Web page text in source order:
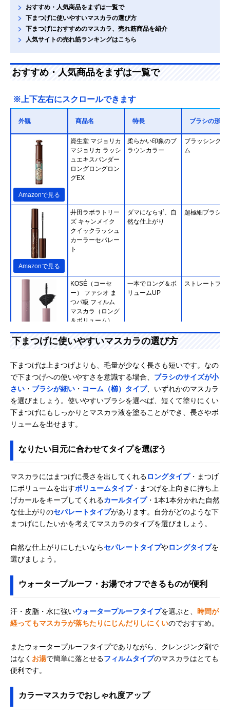
おすすめ・人気商品をまずは一覧で
下まつげに使いやすいマスカラの選び方
下まつげにおすすめのマスカラ、売れ筋商品を紹介
人気サイトの売れ筋ランキングはこちら
おすすめ・人気商品をまずは一覧で
※上下左右にスクロールできます
外観 商品名 特長 ブラシの形状
Amazonで見る
資生堂 マジョリカ
マジョリカ ラッシ
ュエキスパンダー
ロングロングロン
グEX
柔らかい印象のブ
ラウンカラー
ブラッシングコ
ム
Amazonで見る
井田ラボラトリー
ズ キャンメイク
クイックラッシュ
カーラーセパレー
ト
ダマにならず、自
然な仕上がり
超極細ブラシ
Amazonで見る
KOSÉ（コーセ
ー） ファシオ ま
つパ級 フィルム
マスカラ（ロング
＆ボリューム）
一本でロング＆ボ
リュームUP
ストレートブラ
ップ） ディーアッ
プ ウルトラファイ
バーマスカラ
く伸ばしたい人必
見！
ラシ
Amazonで見る
キスミー フェルム
（KISSME
FERME） スタイ
リングマスカラ
ダークブルーで澄
んだ目元を演出
細型カーブブラ
下まつげに使いやすいマスカラの選び方
下まつげは上まつげよりも、毛量が少なく長さも短いです。なの
で下まつげへの使いやすさを意識する場合、 ブラシのサイズが小
さい ・ ブラシが細い ・ コーム（櫛）タイプ、いずれかのマスカラ
を選びましょう。使いやすいブラシを選べば、短くて塗りにくい
下まつげにもしっかりとマスカラ液を塗ることができ、長さやボ
リュームを出せます。
なりたい目元に合わせてタイプを選ぼう
マスカラにはまつげに長さを出してくれるロングタイプ・まつげ
にボリュームを出すボリュームタイプ・まつげを上向きに持ち上
げカールをキープしてくれるカールタイプ・1本1本分かれた自然
な仕上がりのセパレートタイプがあります。自分がどのような下
まつげにしたいかを考えてマスカラのタイプを選びましょう。
自然な仕上がりにしたいならセパレートタイプやロングタイプを
選びましょう。
ウォータープルーフ・お湯でオフできるものが便利
汗・皮脂・水に強いウォータープルーフタイプを選ぶと、 時間が
経ってもマスカラが落ちたりにじんだりしにくいのでおすすめ。
またウォータープルーフタイプでありながら、クレンジング剤で
はなく お湯で簡単に落とせるフィルムタイプのマスカラはとても
便利です。
カラーマスカラでおしゃれ度アップ